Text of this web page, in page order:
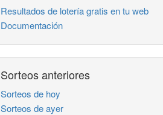
Resultados de lotería gratis en tu web
Documentación
Sorteos anteriores
Sorteos de hoy
Sorteos de ayer